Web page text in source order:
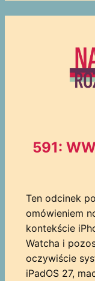
591:
Ten odcinek
omówieniem
kontekście
Watcha i
oczywiście
iPadOS 27,